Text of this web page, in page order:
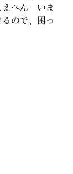
へん　いま
ので、困っ